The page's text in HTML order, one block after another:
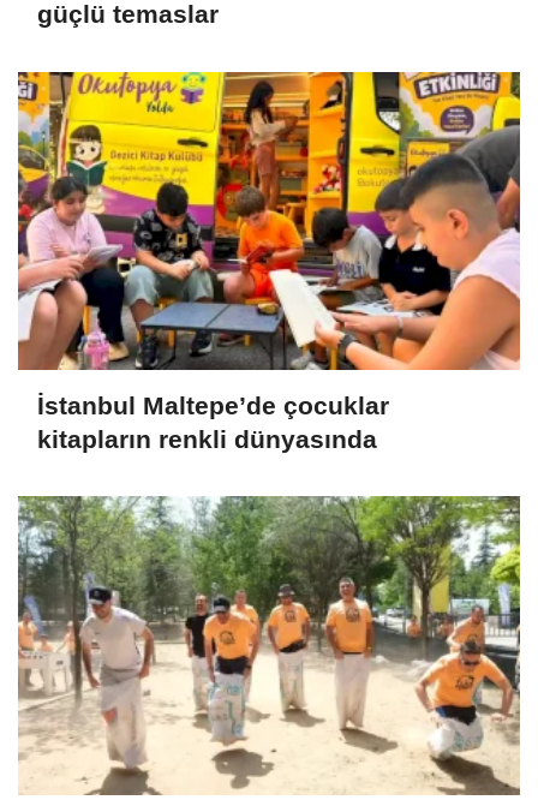
güçlü temaslar
İstanbul Maltepe’de çocuklar
kitapların renkli dünyasında